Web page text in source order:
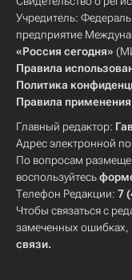
Учредитель:
предприятие
«Россия сегодня»
Правила
Политика
Правила
Главный редактор:
Адрес электронной
По вопросам
воспользуйтесь
Телефон Редакции: 7
Чтобы связаться с
замеченных ошибках,
связи.